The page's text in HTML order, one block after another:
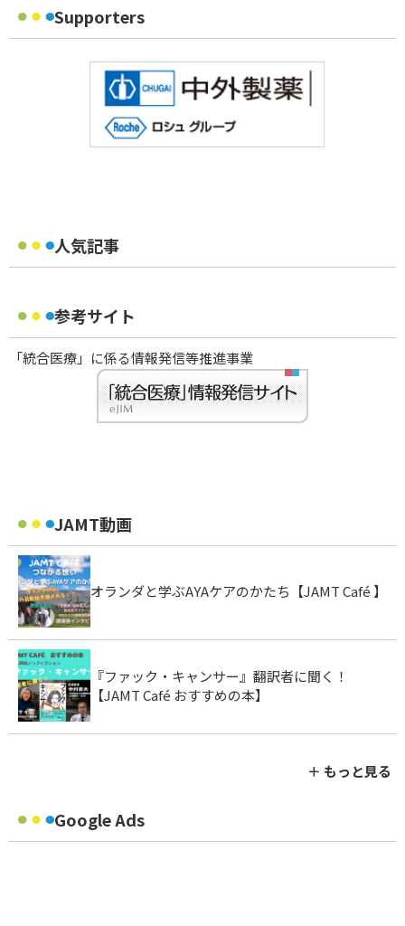
Supporters
人気記事
参考サイト
「統合医療」に係る情報発信等推進事業
JAMT動画
オランダと学ぶAYAケアのかたち【JAMT Café 】
『ファック・キャンサー』翻訳者に聞く！
【JAMT Café おすすめの本】
＋ もっと見る
Google Ads